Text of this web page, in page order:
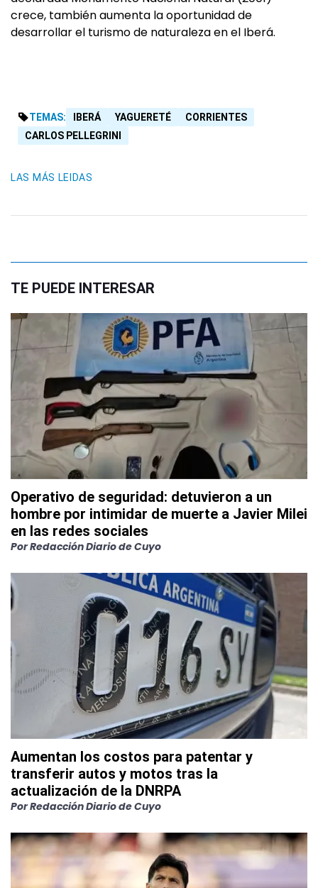
crece, también aumenta la oportunidad de
desarrollar el turismo de naturaleza en el Iberá.
TEMAS: IBERÁ YAGUERETÉ
CORRIENTES
CARLOS PELLEGRINI
LAS MÁS LEIDAS
TE PUEDE INTERESAR
Operativo de seguridad: detuvieron a un
hombre por intimidar de muerte a Javier Milei
en las redes sociales
PorRedacción Diario de Cuyo
Aumentan los costos para patentar y
transferir autos y motos tras la
actualización de la DNRPA
PorRedacción Diario de Cuyo